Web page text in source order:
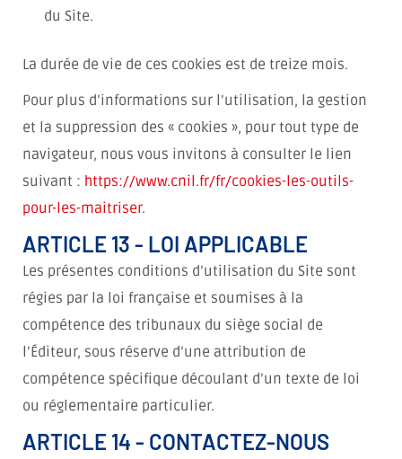
du Site.
La durée de vie de ces cookies est de treize mois.
Pour plus d’informations sur l’utilisation, la gestion
et la suppression des « cookies », pour tout type de
navigateur, nous vous invitons à consulter le lien
suivant : https://www.cnil.fr/fr/cookies-les-outils-
pour-les-maitriser.
ARTICLE 13 - LOI APPLICABLE
Les présentes conditions d’utilisation du Site sont
régies par la loi française et soumises à la
compétence des tribunaux du siège social de
l’Éditeur, sous réserve d’une attribution de
compétence spécifique découlant d’un texte de loi
ou réglementaire particulier.
ARTICLE 14 - CONTACTEZ-NOUS